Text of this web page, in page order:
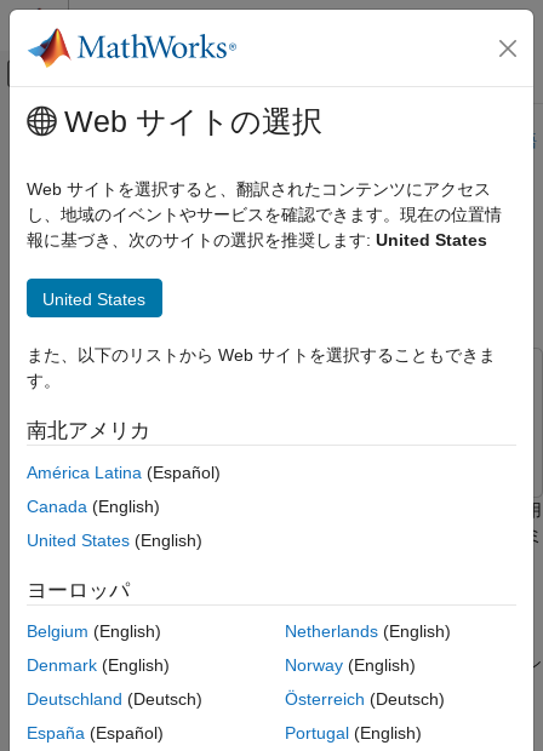
コンテンツへスキップ
オフキャンバス ナビゲーション メ
ドキュメンテーションのホーム
FPGA、ASIC、および SoC 開発
HDL Verifier
MATLAB コシミュレーション
コシミュレーション ウィザードを使用して
MATLAB コンポーネント関数で HDL モジュ
ールを検証する
項目一覧
(MATLAB)
コシミュレーション ウィザードを使用して
コンポーネント関数を構成する
コールバック関数のカスタマイズ
検証する
参考
メインコンテンツ
このページは機械翻訳を使用して翻訳されました。最新版の英語
コシミュレーション ウィザードを
使用して MATLAB コンポーネント
関数で HDL モジュールを検証する
Fixed-Point DesignerFixed-Point Designer
このチュートリアルでは、
を使用
して、MATLAB® と HDL シミュレータ間の HDL Verifier™ コシミ
す。
コシミュレーション ウィザードは、MATLAB または Simulink®
とハードウェア記述言語 (HDL) シミュレータ間のコシミュレーシ
ョンを設定するプロセスをガイドするグラフィカル ユーザー イ
ンターフェイス (GUI) です。サポートされている HDL シミュレ
ータには、Mentor Graphics® の ModelSim® および Questa®、
Web サイトの選択
Web サイトを選択すると、翻訳されたコンテンツにアクセス
し、地域のイベントやサービスを確認できます。現在の位置情
報に基づき、次のサイトの選択を推奨します: United States
United States
また、以下のリストから Web サイトを選択することもできま
す。
南北アメリカ
América Latina (Español)
Canada (English)
United States (English)
ヨーロッパ
Belgium (English)
Denmark (English)
Deutschland (Deutsch)
España (Español)
Netherlands(English)
Norway(English)
Österreich (Deutsch)
Portugal(English)